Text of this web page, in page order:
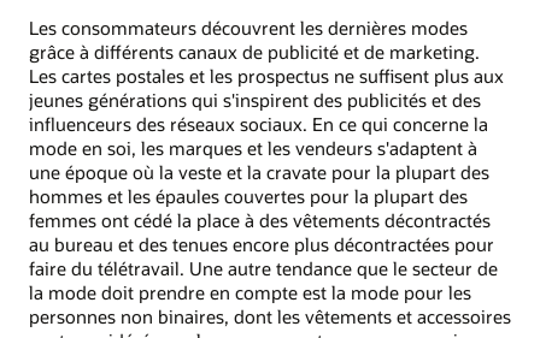
Les consommateurs découvrent les dernières modes
grâce à différents canaux de publicité et de marketing.
Les cartes postales et les prospectus ne suffisent plus aux
jeunes générations qui s'inspirent des publicités et des
influenceurs des réseaux sociaux. En ce qui concerne la
mode en soi, les marques et les vendeurs s'adaptent à
une époque où la veste et la cravate pour la plupart des
hommes et les épaules couvertes pour la plupart des
femmes ont cédé la place à des vêtements décontractés
au bureau et des tenues encore plus décontractées pour
faire du télétravail. Une autre tendance que le secteur de
la mode doit prendre en compte est la mode pour les
personnes non binaires, dont les vêtements et accessoires